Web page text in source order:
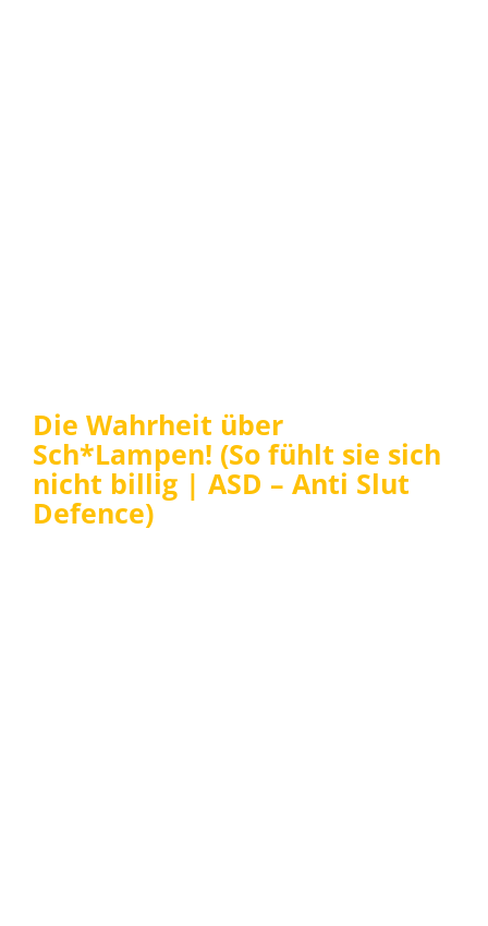
Die Wahrheit über
Sch*Lampen! (So fühlt sie sich
nicht billig | ASD – Anti Slut
Defence)